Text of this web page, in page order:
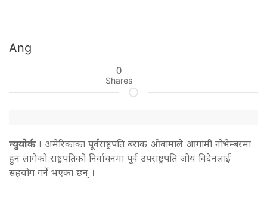
Ang
0
Shares
न्युयाेर्क । अमेरिकाका पूर्वराष्ट्रपति बराक ओबामाले आगामी नोभेम्बरमा
हुन लागेको राष्ट्रपतिको निर्वाचनमा पूर्व उपराष्ट्रपति जोय विदेनलाई
सहयोग गर्ने भएका छन् ।